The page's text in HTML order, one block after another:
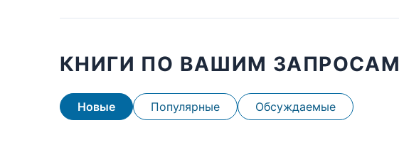
КНИГИ ПО ВАШИМ ЗАПРОСАМ
Новые Популярные Обсуждаемые